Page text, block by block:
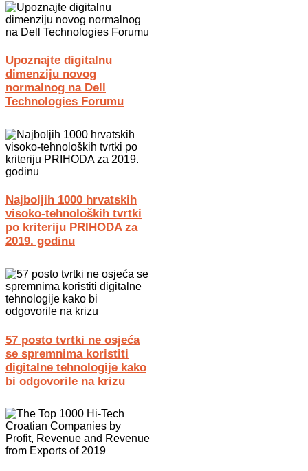
Upoznajte digitalnu
dimenziju novog
normalnog na Dell
Technologies Forumu
Najboljih 1000 hrvatskih
visoko-tehnoloških tvrtki
po kriteriju PRIHODA za
2019. godinu
57 posto tvrtki ne osjeća
se spremnima koristiti
digitalne tehnologije kako
bi odgovorile na krizu